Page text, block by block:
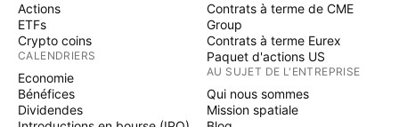
Actions
ETFs
Crypto coins
CALENDRIERS
Economie
Bénéfices
Dividendes
Contrats à terme de CME
Group
Contrats à terme Eurex
Paquet d'actions US
AU SUJET DE L'ENTREPRISE
Qui nous sommes
Mission spatiale